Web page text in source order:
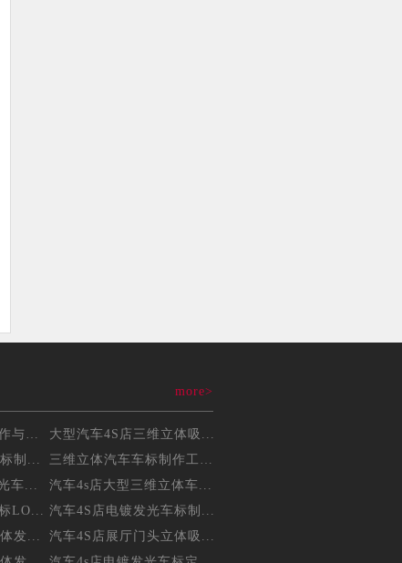
more>
大型汽车4S店三维立体吸...
制...
车...
汽车4s店大型三维立体车...
LO...
汽车4S店电镀发光车标制...
发...
汽车4S店展厅门头立体吸...